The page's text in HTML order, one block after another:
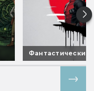
Фантастические